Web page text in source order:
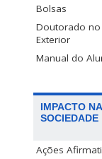
Bolsas
Doutorado no
Exterior
Manual do
IMPACTO NA
SOCIEDADE
Ações